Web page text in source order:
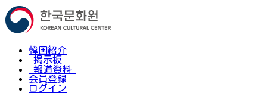
韓国紹介
掲示板
報道資料
会員登録
ログイン